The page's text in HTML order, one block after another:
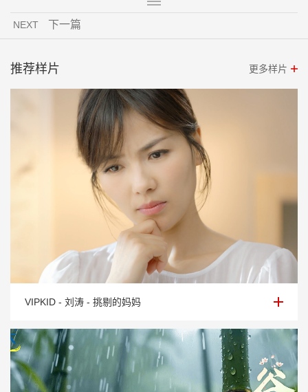
NEXT 下一篇
推荐样片 更多样片
VIPKID - 刘涛 - 挑剔的妈妈
VIPKID - 刘涛 - 挑剔的妈妈